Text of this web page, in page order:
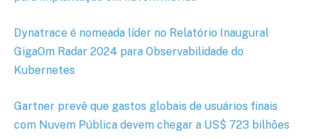
Dynatrace é nomeada líder no Relatório Inaugural
GigaOm Radar 2024 para Observabilidade do
Kubernetes
Gartner prevê que gastos globais de usuários finais
com Nuvem Pública devem chegar a US$ 723 bilhões